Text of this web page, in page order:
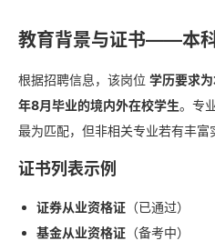
教育背景与证书——本
根据招聘信息，该岗位 学历要求
年8月毕业的境内外在校学生。专
最为匹配，但非相关专业若有丰富
证书列表示例
证券从业资格证 （已通过）
基金从业资格证 （备考中）